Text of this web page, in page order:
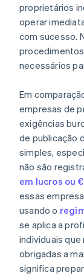
proprietários
operar
com sucesso.
necessários
Em
empresas de
exigências
de publicação
simples,
não são
em lucros ou
essas
usando o
se aplica a
individuais
obrigadas a
significa